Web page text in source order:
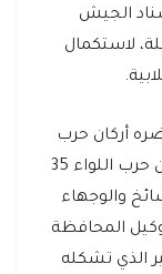
الجيش
لاستكمال
أركان حرب
محور تعز العميد عبد العزيز المجيدي، وأركان حرب اللواء 35
والوجهاء
المحافظة
الذي تشكله